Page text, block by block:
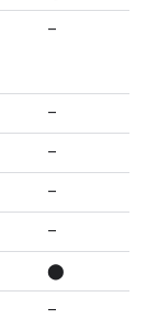
–
–
–
–
–
⬤
–